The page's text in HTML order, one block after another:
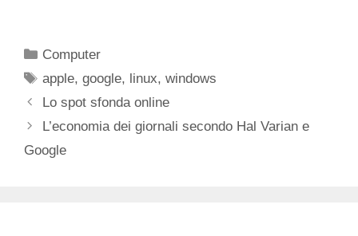
Categorie
Computer
Tag
apple,google, linux,windows
Lo spot sfonda online
L’economia dei giornali secondo Hal Varian e
Google